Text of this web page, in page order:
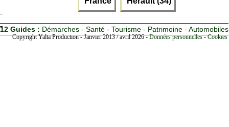
12 Guides : Démarches - Santé - Tourisme - Patrimoine - Automobiles
Copyright Yalta Production - Janvier 2013 / avril 2026 -Données personnelles -